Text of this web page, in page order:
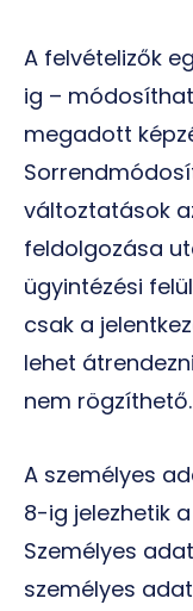
A felvételizők
ig –
megadott
változtatások
feldolgozása
ügyintézési
csak a
lehet
nem rögzíthető.
A személyes
8-ig jelezhetik
Személyes
személyes